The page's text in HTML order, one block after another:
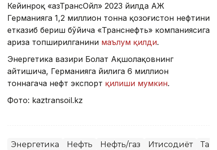
Кейинроқ «ҚазТрансОйл» 2023 йилда АЖ
Германияга 1,2 миллион тонна қозоғистон нефтини
етказиб бериш бўйича «Транснефть» компаниясига
ариза топширилганини маълум қилди.
Энергетика вазири Болат Ақшолақовнинг
айтишича, Германияга йилига 6 миллион
тоннагача нефт экспорт қилиши мумкин.
Фото: kaztransoil.kz
Энергетика Нефть Нефть/газ Иқтисодиёт